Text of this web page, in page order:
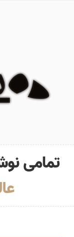
تمامی